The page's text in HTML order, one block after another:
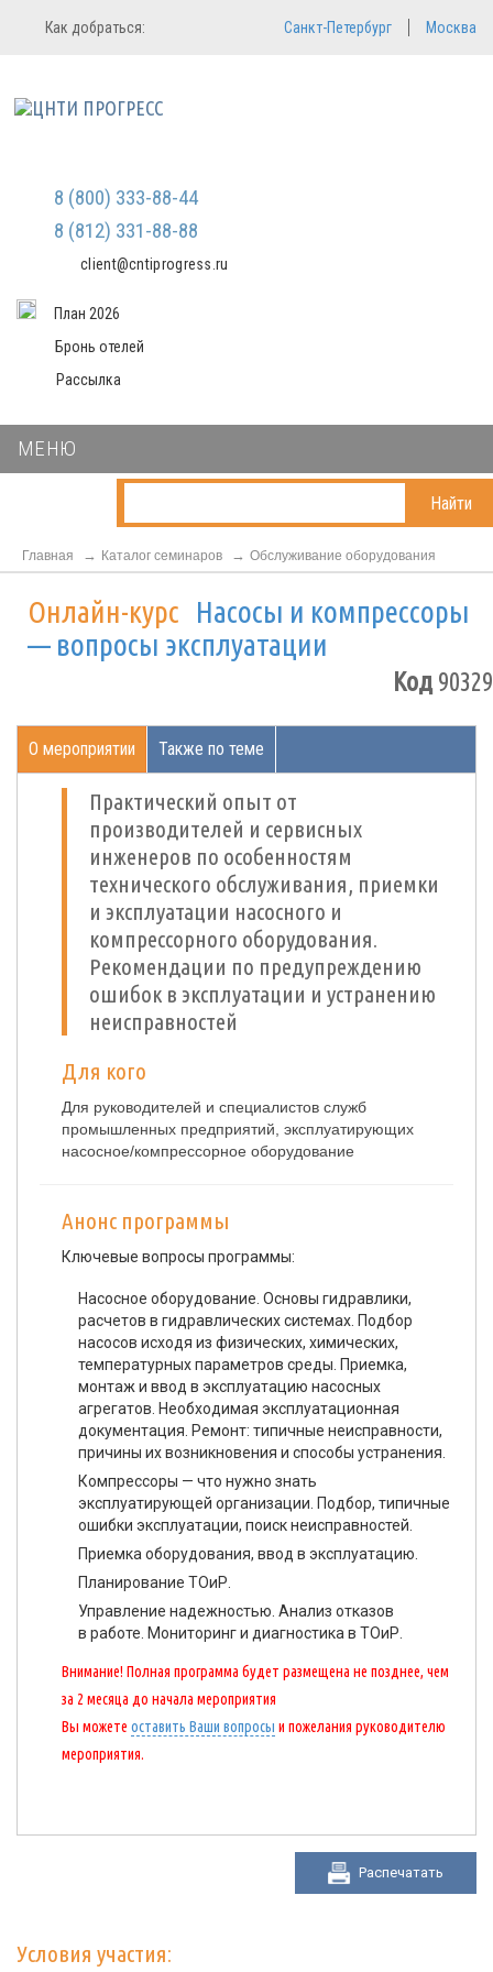
Регистрация
Мы не передаем ваши данные
третьим лицам и не рассылаем
Вход в систему
Как добраться: Санкт-Петербург Москва
8 (800) 333-88-44
8 (812) 331-88-88
client@cntiprogress.ru
План 2026
Бронь отелей
Рассылка
МЕНЮ
Найти
Главная Каталог семинаров Обслуживание оборудования
Онлайн-курс Насосы и компрессоры
— вопросы эксплуатации
Код90329
О мероприятии Также по теме
Практический опыт от
производителей и сервисных
инженеров по особенностям
технического обслуживания, приемки
и эксплуатации насосного и
компрессорного оборудования.
Рекомендации по предупреждению
ошибок в эксплуатации и устранению
неисправностей
Для кого
Для руководителей и специалистов служб
промышленных предприятий, эксплуатирующих
насосное/компрессорное оборудование
Анонс программы
Ключевые вопросы программы:
Насосное оборудование. Основы гидравлики,
расчетов в гидравлических системах. Подбор
насосов исходя из физических, химических,
температурных параметров среды. Приемка,
монтаж и ввод в эксплуатацию насосных
агрегатов. Необходимая эксплуатационная
документация. Ремонт: типичные неисправности,
причины их возникновения и способы устранения.
Компрессоры — что нужно знать
эксплуатирующей организации. Подбор, типичные
ошибки эксплуатации, поиск неисправностей.
Приемка оборудования, ввод в эксплуатацию.
Планирование ТОиР.
Управление надежностью. Анализ отказов
в работе. Мониторинг и диагностика в ТОиР.
Внимание! Полная программа будет размещена не позднее, чем
за 2 месяца до начала мероприятия
Вы можете оставить Ваши вопросы и пожелания руководителю
мероприятия.
Распечатать
Условия участия: